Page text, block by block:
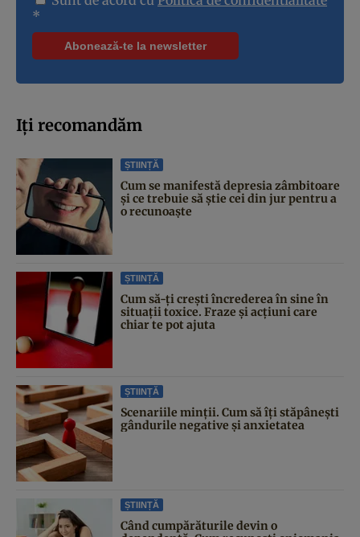
*
Iți recomandăm
ȘTIINȚĂ
Cum se manifestă depresia zâmbitoare
și ce trebuie să știe cei din jur pentru a
o recunoaște
ȘTIINȚĂ
Cum să-ți crești încrederea în sine în
situații toxice. Fraze și acțiuni care
chiar te pot ajuta
ȘTIINȚĂ
Scenariile minții. Cum să îți stăpânești
gândurile negative și anxietatea
ȘTIINȚĂ
Când cumpărăturile devin o